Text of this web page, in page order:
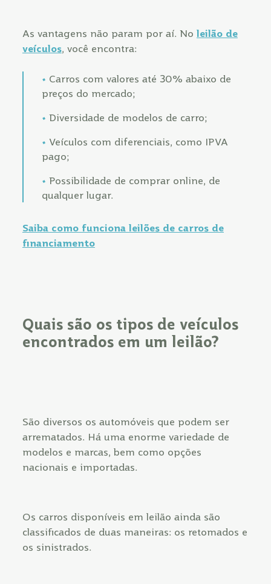
As vantagens não param por aí. No leilão de
veículos, você encontra:
Carros com valores até 30% abaixo de
preços do mercado;
Diversidade de modelos de carro;
Veículos com diferenciais, como IPVA
pago;
Possibilidade de comprar online, de
qualquer lugar.
Saiba como funciona leilões de carros de
financiamento
Quais são os tipos de veículos
encontrados em um leilão?
São diversos os automóveis que podem ser
arrematados. Há uma enorme variedade de
modelos e marcas, bem como opções
nacionais e importadas.
Os carros disponíveis em leilão ainda são
classificados de duas maneiras: os retomados e
os sinistrados.